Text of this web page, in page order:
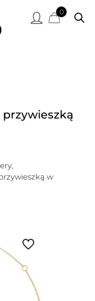
0
przywieszką
w